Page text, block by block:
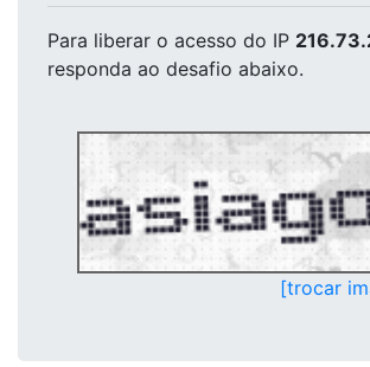
Para liberar o acesso do IP
responda ao desafio abaixo.
[trocar